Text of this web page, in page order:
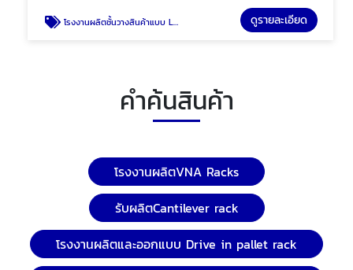
โรงงานผลิตชั้นวางสินค้าแบบ Long span shelf ดูรายละเอียด
คำค้นสินค้า
โรงงานผลิตVNA Racks
รับผลิตCantilever rack
โรงงานผลิตและออกแบบ Drive in pallet rack